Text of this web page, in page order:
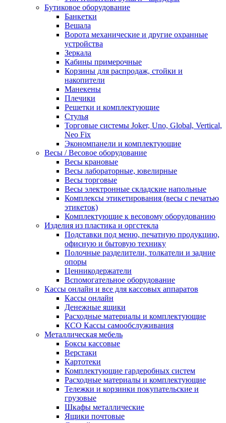
Бутиковое оборудование
Банкетки
Вешала
Ворота механические и другие охранные
устройства
Зеркала
Кабины примерочные
Корзины для распродаж, стойки и
накопители
Манекены
Плечики
Решетки и комплектующие
Стулья
Торговые системы Joker, Uno, Global, Vertical,
Neo Fix
Экономпанели и комплектующие
Весы / Весовое оборудование
Весы крановые
Весы лабораторные, ювелирные
Весы торговые
Весы электронные складские напольные
Комплексы этикетирования (весы с печатью
этикеток)
Комплектующие к весовому оборудованию
Изделия из пластика и оргстекла
Подставки под меню, печатную продукцию,
офисную и бытовую технику
Полочные разделители, толкатели и задние
опоры
Ценникодержатели
Вспомогательное оборудование
Кассы онлайн и все для кассовых аппаратов
Кассы онлайн
Денежные ящики
Расходные материалы и комплектующие
КСО Кассы самообслуживания
Металлическая мебель
Боксы кассовые
Верстаки
Картотеки
Комплектующие гардеробных систем
Расходные материалы и комплектующие
Тележки и корзинки покупательские и
грузовые
Шкафы металлические
Ящики почтовые